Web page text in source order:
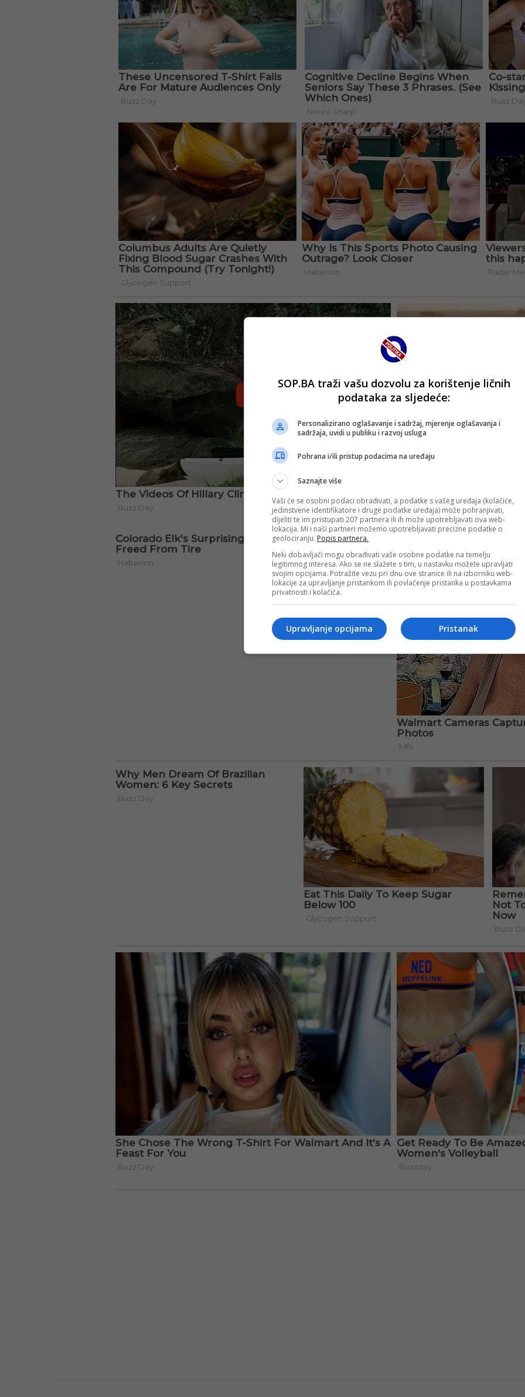
SOP.BA traži vašu dozvolu za korištenje ličnih
podataka za sljedeće:
Personalizirano oglašavanje i sadržaj, mjerenje oglašavanja i
sadržaja, uvidi u publiku i razvoj usluga
Pohrana i/ili pristup podacima na uređaju
Saznajte više
Vaši će se osobni podaci obrađivati, a podatke s vašeg uređaja (kolačiće,
jedinstvene identifikatore i druge podatke uređaja) može pohranjivati,
dijeliti te im pristupati 207 partnera ili ih može upotrebljavati ova web-
lokacija. Mi i naši partneri možemo upotrebljavati precizne podatke o
geolociranju. Popis partnera.
Neki dobavljači mogu obrađivati vaše osobne podatke na temelju
legitimnog interesa. Ako se ne slažete s tim, u nastavku možete upravljati
svojim opcijama. Potražite vezu pri dnu ove stranice ili na izborniku web-
lokacije za upravljanje pristankom ili povlačenje pristanka u postavkama
privatnosti i kolačića.
Pristanak
Upravljanje opcijama